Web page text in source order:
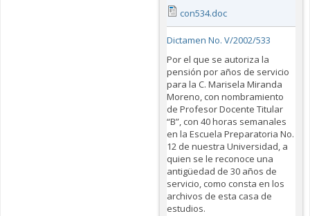
con534.doc
Dictamen No. V/2002/533
Por el que se autoriza la
pensión por años de servicio
para la C. Marisela Miranda
Moreno, con nombramiento
de Profesor Docente Titular
“B”, con 40 horas semanales
en la Escuela Preparatoria No.
12 de nuestra Universidad, a
quien se le reconoce una
antigüedad de 30 años de
servicio, como consta en los
archivos de esta casa de
estudios.